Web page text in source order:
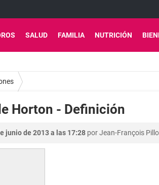
SALUD FAMILIA NUTRICIÓN
Horton - Definición
junio de 2013 a las 17:28 porJean-François